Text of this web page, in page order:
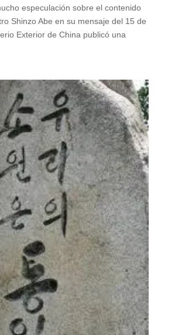
especulación sobre el contenido
Shinzo Abe en su mensaje del 15 de
Exterior de China publicó una